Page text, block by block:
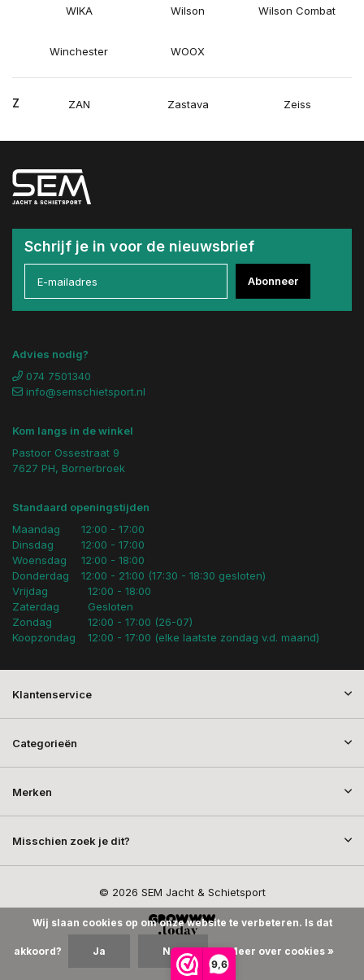
9,6
WIKA Wilson Wilson Combat
Winchester WOOX
Z ZAN Zastava Zeiss
Schrijf je in voor de nieuwsbrief
Abonneer
Advies nodig?
074 7501340
info@semschietsport.nl
Kom langs in de winkel
Pastoor Ossestraat 9
7627 PH, Bornerbroek
Standaard openingstijden
Maandag
Dinsdag
Woensdag
Donderdag
12:00 - 17:00
12:00 - 17:00
12:00 - 18:00
12:00 - 21:00 (17:30 - 18:30 gesloten)
Vrijdag
Zaterdag
Zondag
Koopzondag
12:00 - 18:00
Gesloten
12:00 - 17:00 (26-07)
12:00 - 17:00 (elke laatste zondag v.d. maand)
Klantenservice
Categorieën
Merken
Misschien zoek je dit?
© 2026 SEM Jacht & Schietsport
Wij slaan cookies op om onze website te verbeteren. Is dat
akkoord? Ja Nee Meer over cookies »